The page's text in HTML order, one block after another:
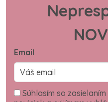
Email
Súhlasím so